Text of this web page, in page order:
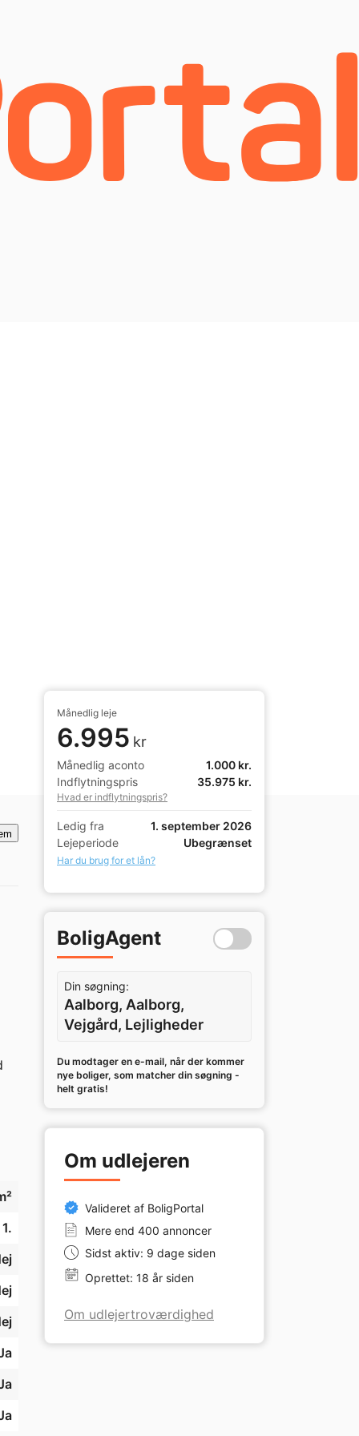
1.
Månedlig leje
6.995 kr
Månedlig aconto
1.000 kr.
Indflytningspris
35.975 kr.
Hvad er indflytningspris?
Ledig fra
1. september 2026
Lejeperiode
Ubegrænset
Har du brug for et lån?
BoligAgent
Din søgning:
Aalborg, Aalborg,
Vejgård, Lejligheder
Du modtager en e-mail, når der kommer
nye boliger, som matcher din søgning -
helt gratis!
Om udlejeren
Valideret af BoligPortal
Mere end 400 annoncer
Sidst aktiv: 9 dage siden
Oprettet: 18 år siden
Om udlejertroværdighed